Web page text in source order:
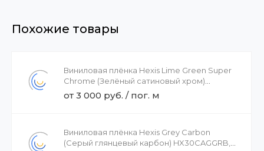
Похожие товары
Виниловая плёнка Hexis Lime Green Super
Chrome (Зелёный сатиновый хром)
HX30SCH14S, 1.52
от 3 000 руб. / пог. м
Виниловая плёнка Hexis Grey Carbon
(Серый глянцевый карбон) HX30CAGGRB,